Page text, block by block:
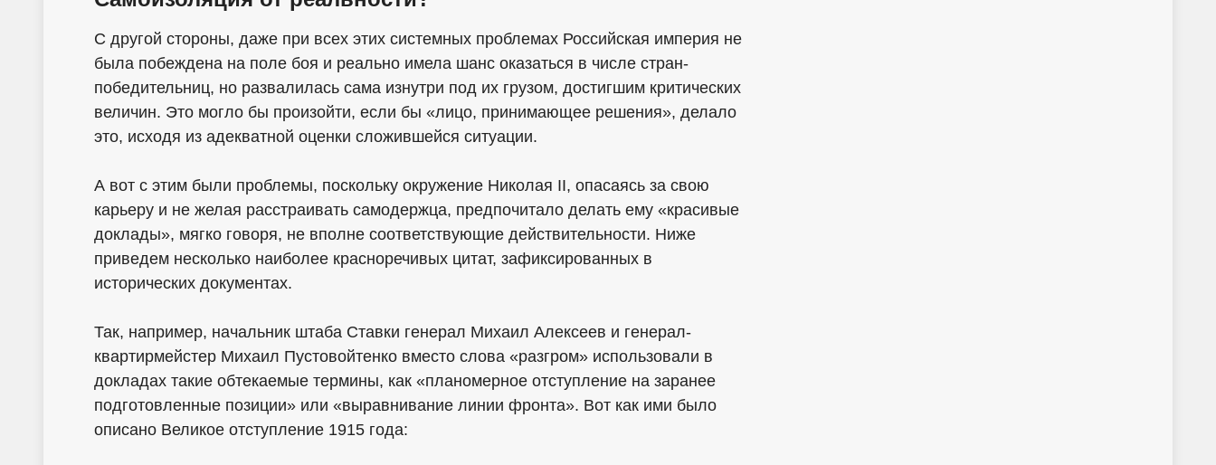
С другой стороны, даже при всех этих системных проблемах Российская империя не
была побеждена на поле боя и реально имела шанс оказаться в числе стран-
победительниц, но развалилась сама изнутри под их грузом, достигшим критических
величин. Это могло бы произойти, если бы «лицо, принимающее решения», делало
это, исходя из адекватной оценки сложившейся ситуации.
А вот с этим были проблемы, поскольку окружение Николая II, опасаясь за свою
карьеру и не желая расстраивать самодержца, предпочитало делать ему «красивые
доклады», мягко говоря, не вполне соответствующие действительности. Ниже
приведем несколько наиболее красноречивых цитат, зафиксированных в
исторических документах.
Так, например, начальник штаба Ставки генерал Михаил Алексеев и генерал-
квартирмейстер Михаил Пустовойтенко вместо слова «разгром» использовали в
докладах такие обтекаемые термины, как «планомерное отступление на заранее
подготовленные позиции» или «выравнивание линии фронта». Вот как ими было
описано Великое отступление 1915 года: